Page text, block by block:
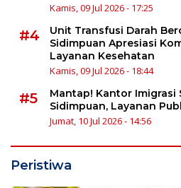
Kamis, 09 Jul 2026 - 17:25
#4
Unit Transfusi Darah
Sidimpuan Apresiasi
Layanan Kesehatan
Kamis, 09 Jul 2026 - 18:44
#5
Mantap! Kantor Imigrasi
Sidimpuan, Layanan
Jumat, 10 Jul 2026 - 14:56
Peristiwa